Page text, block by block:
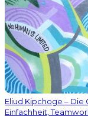
Eliud Kipchoge – Die
Einfachheit,